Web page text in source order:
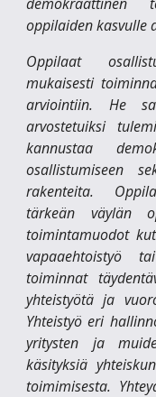
oppilaiden kasvulle
Oppilaat
mukaisesti
arviointiin. He
arvostetuiksi
kannustaa
osallistumiseen
rakenteita.
tärkeän väylän
toimintamuodot
vapaaehtoistyö
toiminnat
yhteistyötä ja
Yhteistyö eri
yritysten ja
käsityksiä
toimimisesta.